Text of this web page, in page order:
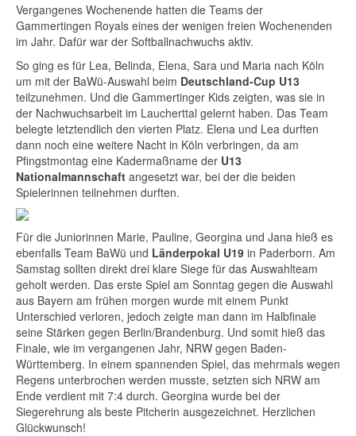
Vergangenes Wochenende hatten die Teams der
Gammertingen Royals eines der wenigen freien Wochenenden
im Jahr. Dafür war der Softballnachwuchs aktiv.
So ging es für Lea, Belinda, Elena, Sara und Maria nach Köln
um mit der BaWü-Auswahl beim Deutschland-Cup U13
teilzunehmen. Und die Gammertinger Kids zeigten, was sie in
der Nachwuchsarbeit im Laucherttal gelernt haben. Das Team
belegte letztendlich den vierten Platz. Elena und Lea durften
dann noch eine weitere Nacht in Köln verbringen, da am
Pfingstmontag eine Kadermaßname der U13
Nationalmannschaft angesetzt war, bei der die beiden
Spielerinnen teilnehmen durften.
Für die Juniorinnen Marie, Pauline, Georgina und Jana hieß es
ebenfalls Team BaWü und Länderpokal U19 in Paderborn. Am
Samstag sollten direkt drei klare Siege für das Auswahlteam
geholt werden. Das erste Spiel am Sonntag gegen die Auswahl
aus Bayern am frühen morgen wurde mit einem Punkt
Unterschied verloren, jedoch zeigte man dann im Halbfinale
seine Stärken gegen Berlin/Brandenburg. Und somit hieß das
Finale, wie im vergangenen Jahr, NRW gegen Baden-
Württemberg. In einem spannenden Spiel, das mehrmals wegen
Regens unterbrochen werden musste, setzten sich NRW am
Ende verdient mit 7:4 durch. Georgina wurde bei der
Siegerehrung als beste Pitcherin ausgezeichnet. Herzlichen
Glückwunsch!